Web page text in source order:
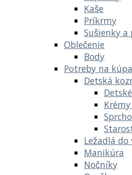
Kaše
Príkrmy
Sušienky
Oblečenie
Body
Potreby na
Detská
Ležadlá
Manikúra
Nočníky